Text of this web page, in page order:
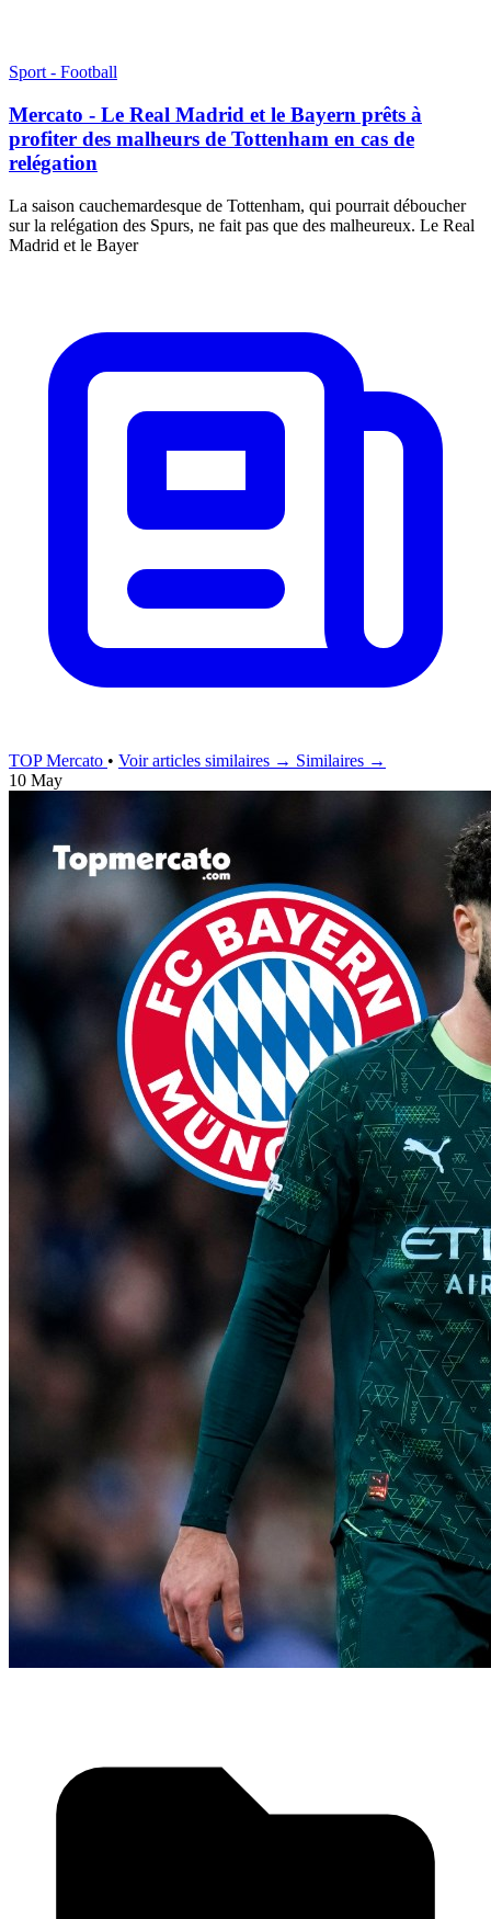
Sport - Football
Mercato - Le Real Madrid et le Bayern prêts à
profiter des malheurs de Tottenham en cas de
relégation
La saison cauchemardesque de Tottenham, qui pourrait déboucher
sur la relégation des Spurs, ne fait pas que des malheureux. Le Real
Madrid et le Bayer
TOP Mercato • Voir articles similaires → Similaires →
10 May